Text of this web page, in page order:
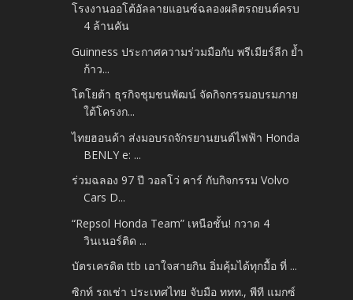
โรงงานออโต้อัลลายแอนซ์ฉลองผลิตรถยนต์ครบ
4 ล้านคัน
Guinness ประกาศความร่วมมือกับ พรีเมียร์ลีก ย้ำ
ก้าว...
โตโยต้า ธุรกิจชุมชนพัฒน์ จัดกิจกรรมอบรมภาย
ใต้โครงก...
ไทยฮอนด้า ส่งมอบรถจักรยานยนต์ไฟฟ้า Honda
BENLY e: ...
ร่วมฉลอง 97 ปี วอลโว่ คาร์ กับกิจกรรม Volvo
Cars D...
“Repsol Honda Team” เหนือชั้น! กวาด 4
วินเนอร์ติด ...
บัตรเครดิต ttb เอาใจสายกิน อิ่มคุ้มได้ทุกมื้อ ที่ ...
ซิกท์ รถเช่า ประเทศไทย จับมือ ททท., พีที แมกซ์